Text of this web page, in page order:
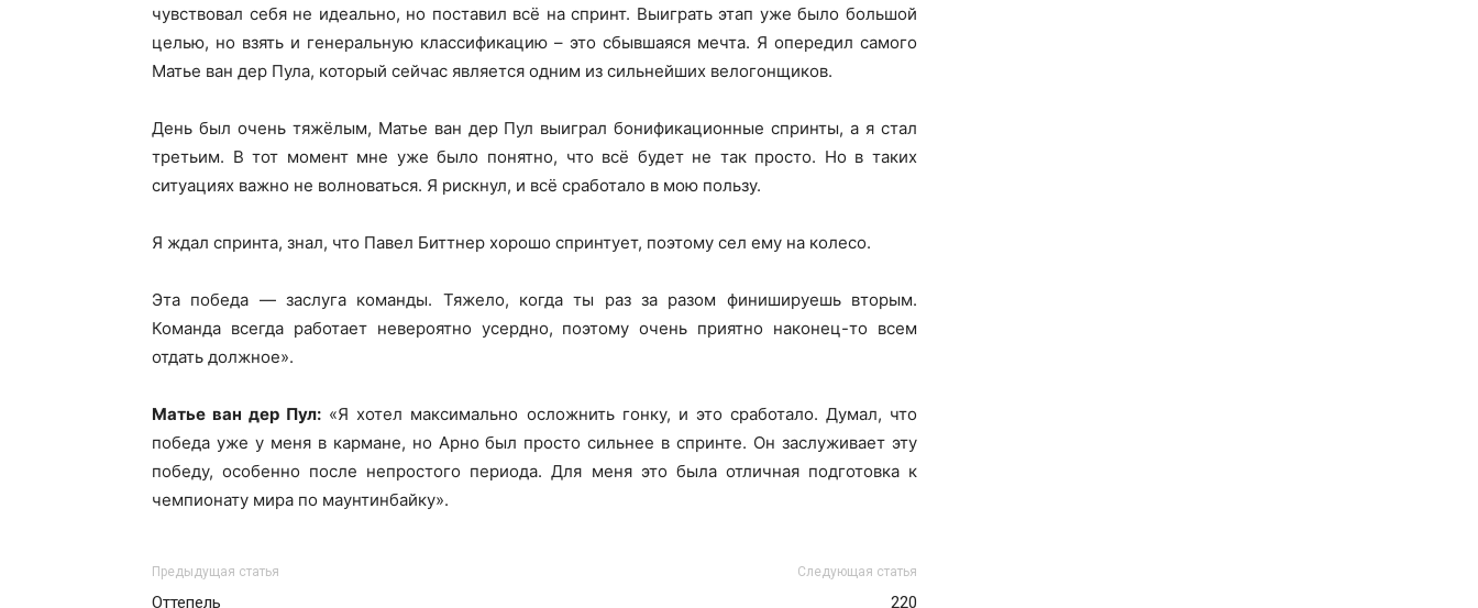
чувствовал себя не идеально, но поставил всё на спринт. Выиграть этап уже было большой
целью, но взять и генеральную классификацию – это сбывшаяся мечта. Я опередил самого
Матье ван дер Пула, который сейчас является одним из сильнейших велогонщиков.
День был очень тяжёлым, Матье ван дер Пул выиграл бонификационные спринты, а я стал
третьим. В тот момент мне уже было понятно, что всё будет не так просто. Но в таких
ситуациях важно не волноваться. Я рискнул, и всё сработало в мою пользу.
Я ждал спринта, знал, что Павел Биттнер хорошо спринтует, поэтому сел ему на колесо.
Эта победа — заслуга команды. Тяжело, когда ты раз за разом финишируешь вторым.
Команда всегда работает невероятно усердно, поэтому очень приятно наконец-то всем
отдать должное».
Матье ван дер Пул: «Я хотел максимально осложнить гонку, и это сработало. Думал, что
победа уже у меня в кармане, но Арно был просто сильнее в спринте. Он заслуживает эту
победу, особенно после непростого периода. Для меня это была отличная подготовка к
чемпионату мира по маунтинбайку».
Предыдущая статья
Оттепель
Следующая статья
220